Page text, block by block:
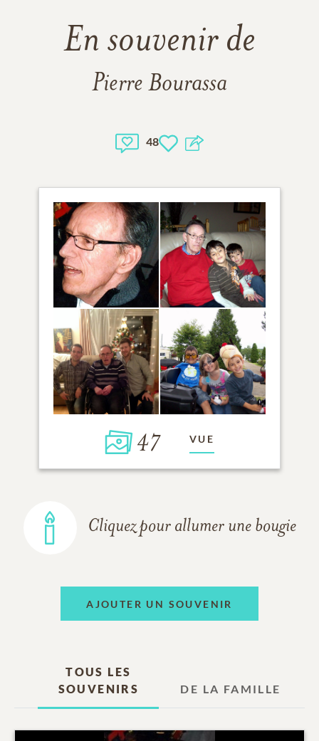
En souvenir de
Pierre Bourassa
48
47 VUE
Cliquez pour allumer une bougie
AJOUTER UN SOUVENIR
TOUS LES
SOUVENIRS
DE LA FAMILLE